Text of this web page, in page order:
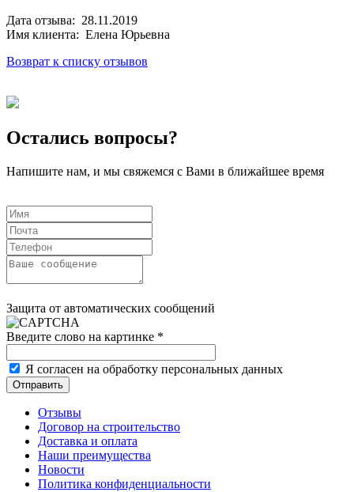
Дата отзыва: 28.11.2019
Имя клиента: Елена Юрьевна
Возврат к списку отзывов
Остались вопросы?
Напишите нам, и мы свяжемся с Вами в ближайшее время
Защита от автоматических сообщений
Введите слово на картинке *
Я согласен на обработку персональных данных
Отзывы
Договор на строительство
Доставка и оплата
Наши преимущества
Новости
Политика конфиденциальности